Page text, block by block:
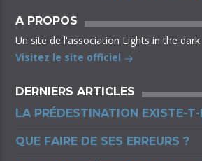
A PROPOS
Un site de l'association Lights in the dark
Visitez le site officiel
DERNIERS ARTICLES
LA PRÉDESTINATION EXISTE-T-
QUE FAIRE DE SES ERREURS ?